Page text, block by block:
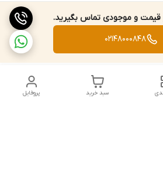
قیمت و موجودی تماس بگیرید.
02148000848
پروفایل سبد خرید